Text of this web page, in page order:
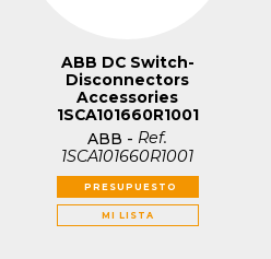
ABB DC Switch-
Disconnectors
Accessories
1SCA101660R1001
ABB - Ref.
1SCA101660R1001
PRESUPUESTO
MI LISTA